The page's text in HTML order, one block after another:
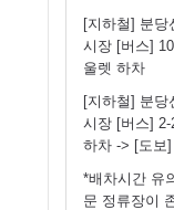
[지하철] 분당
시장 [버스]
울렛 하차
[지하철] 분당
시장 [버스]
하차 -> [도보]
*배차시간 유
문 정류장이